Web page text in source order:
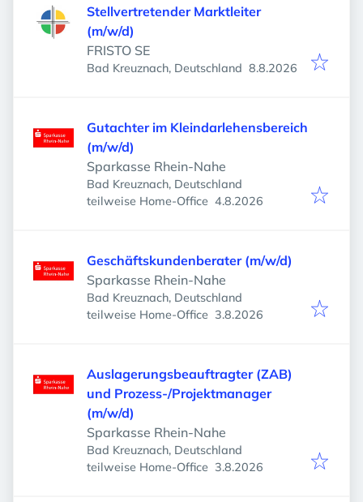
Stellvertretender Marktleiter
(m/w/d)
FRISTO SE
Bad Kreuznach, Deutschland Veröffentlicht:
8.8.2026
Gutachter im Kleindarlehensbereich
(m/w/d)
Sparkasse Rhein-Nahe
Bad Kreuznach, Deutschland
teilweise Home-Office Veröffentlicht
4.8.2026
Geschäftskundenberater (m/w/d)
Sparkasse Rhein-Nahe
Bad Kreuznach, Deutschland
teilweise Home-Office Veröffentlicht
3.8.2026
Auslagerungsbeauftragter (ZAB)
und Prozess-/Projektmanager
(m/w/d)
Sparkasse Rhein-Nahe
Bad Kreuznach, Deutschland
teilweise Home-Office Veröffentlicht
3.8.2026